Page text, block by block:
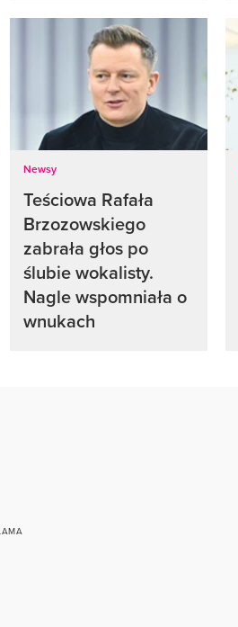
Newsy
Teściowa Rafała
Brzozowskiego
zabrała głos po
ślubie wokalisty.
Nagle wspomniała o
wnukach